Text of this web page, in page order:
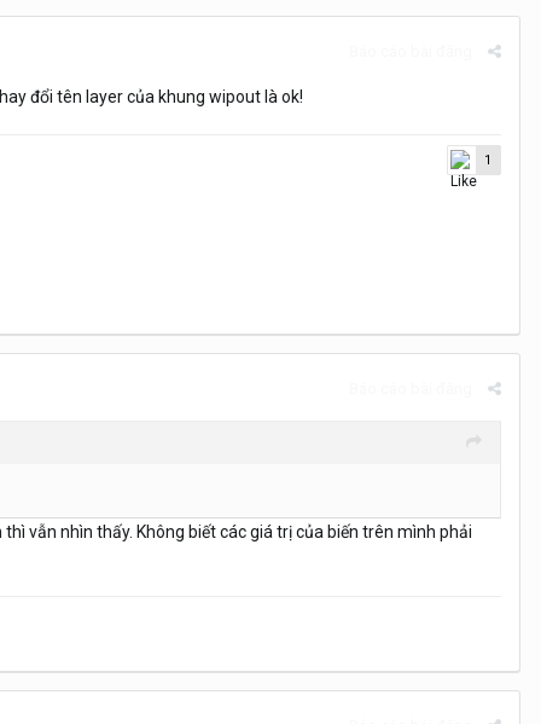
đổi tên layer của khung wipout là ok!
1
vẫn nhìn thấy. Không biết các giá trị của biến trên mình phải